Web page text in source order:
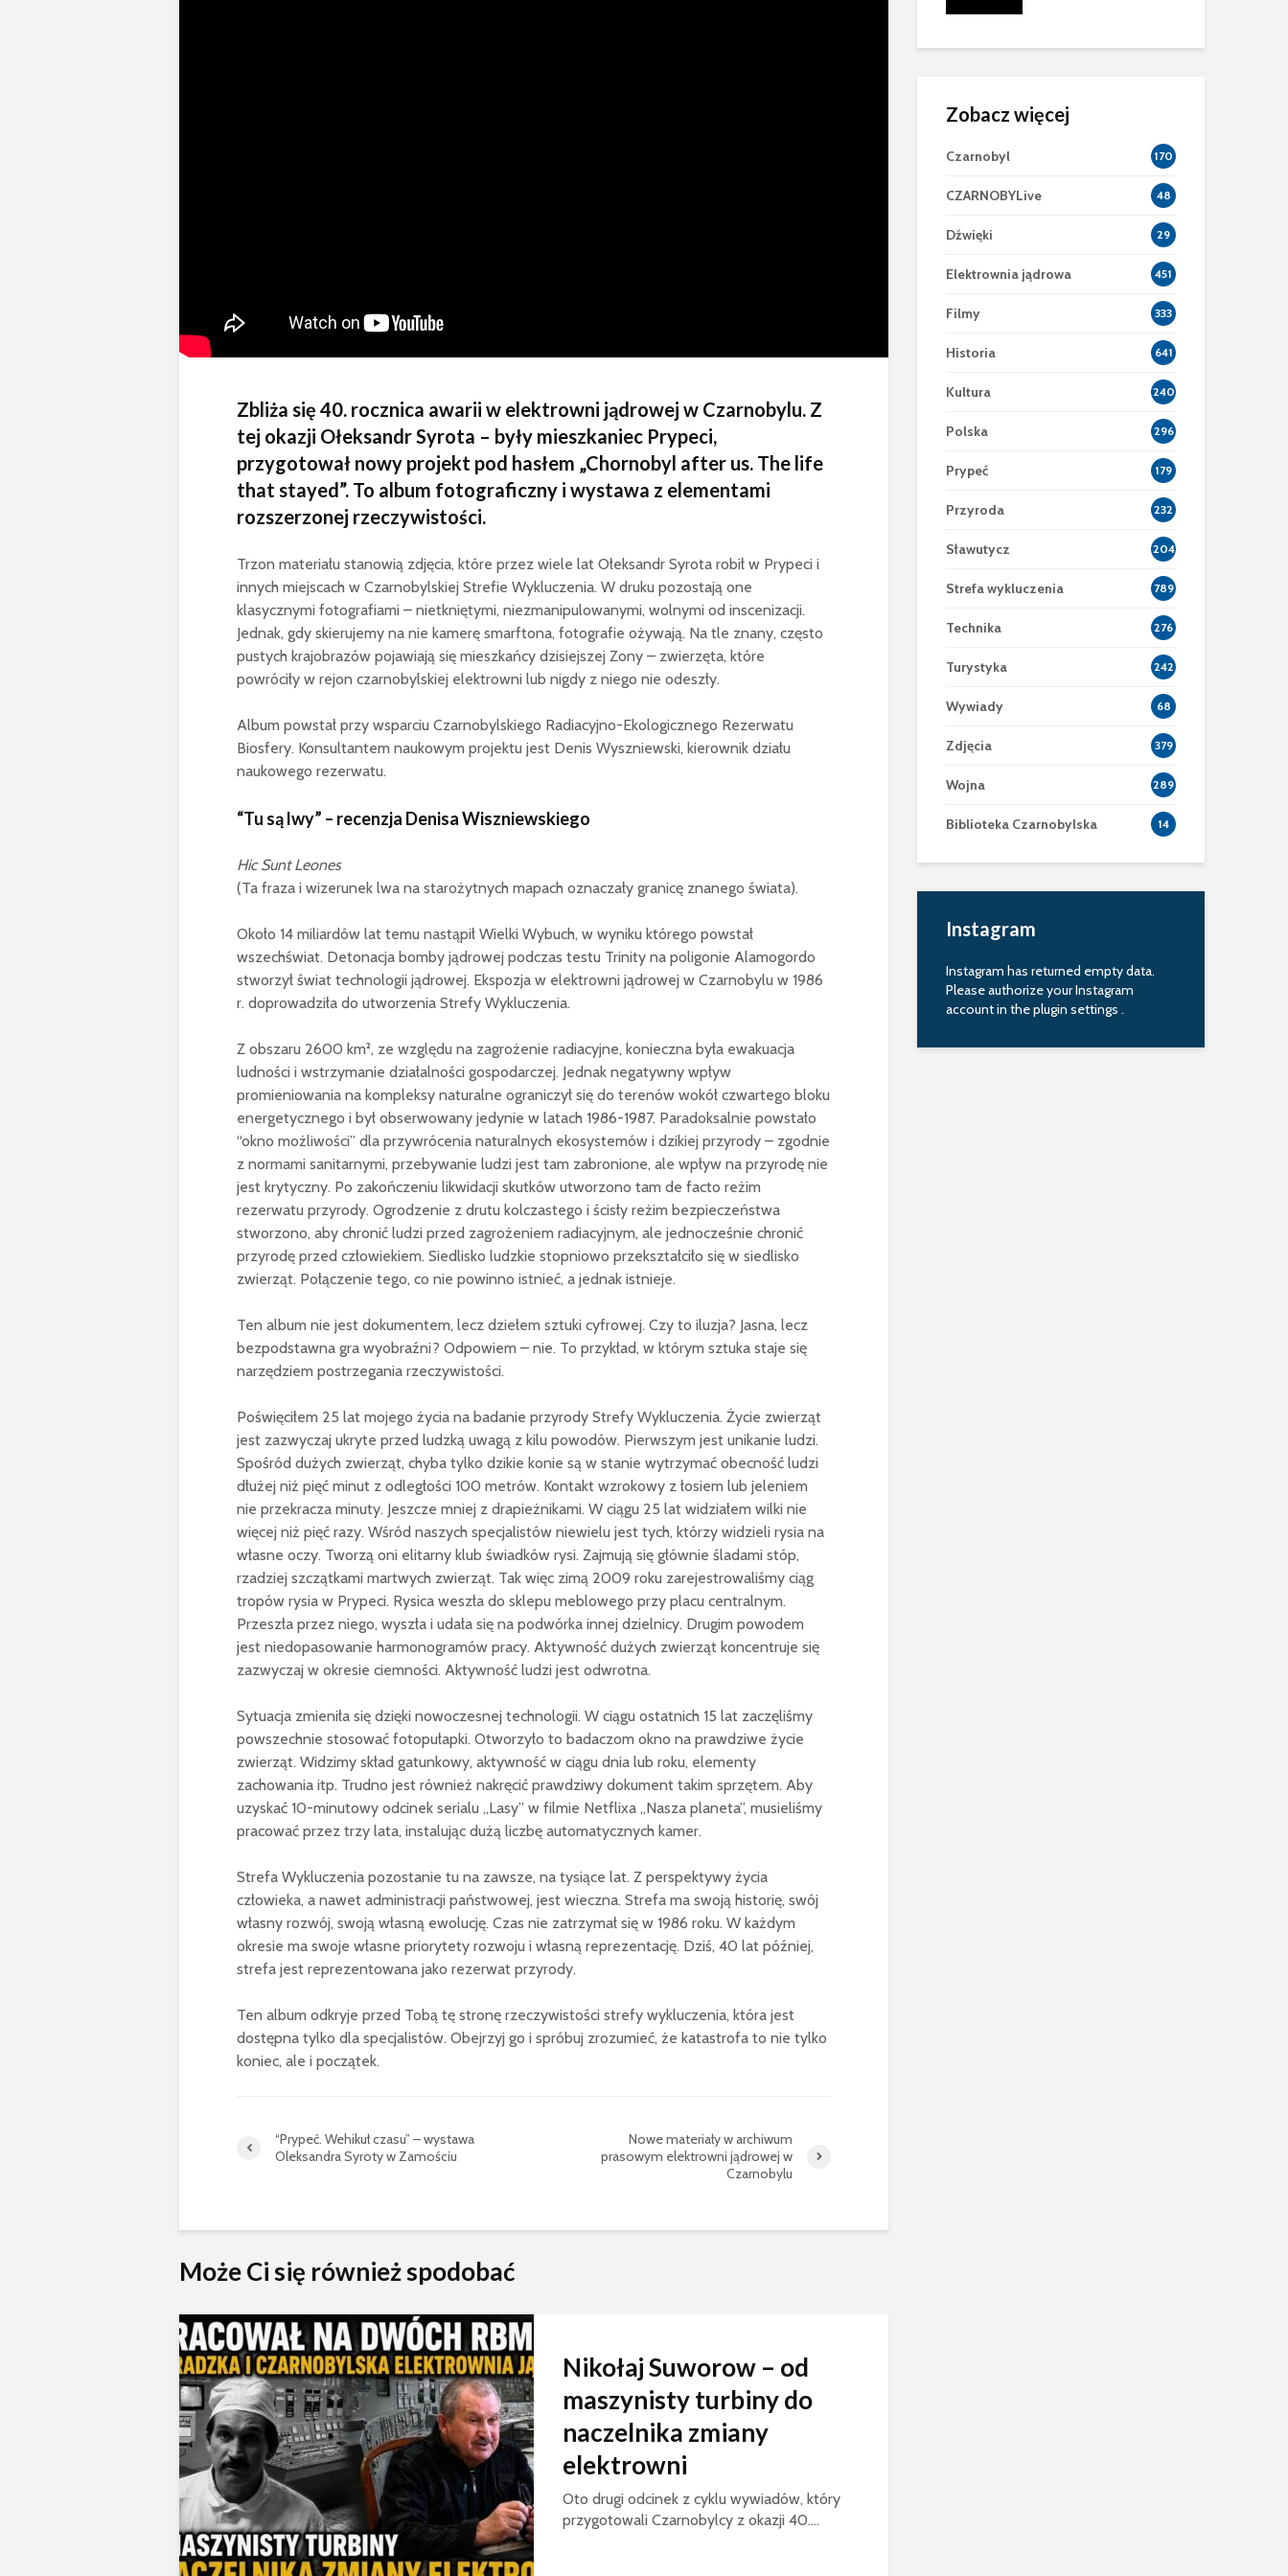
Zbliża się 40. rocznica awarii w elektrowni jądrowej w Czarnobylu. Z
tej okazji Ołeksandr Syrota – były mieszkaniec Prypeci,
przygotował nowy projekt pod hasłem „Chornobyl after us. The life
that stayed”. To album fotograficzny i wystawa z elementami
rozszerzonej rzeczywistości.
Trzon materiału stanowią zdjęcia, które przez wiele lat Ołeksandr Syrota robił w Prypeci i
innych miejscach w Czarnobylskiej Strefie Wykluczenia. W druku pozostają one
klasycznymi fotografiami – nietkniętymi, niezmanipulowanymi, wolnymi od inscenizacji.
Jednak, gdy skierujemy na nie kamerę smarftona, fotografie ożywają. Na tle znany, często
pustych krajobrazów pojawiają się mieszkańcy dzisiejszej Zony – zwierzęta, które
powróciły w rejon czarnobylskiej elektrowni lub nigdy z niego nie odeszły.
Album powstał przy wsparciu Czarnobylskiego Radiacyjno-Ekologicznego Rezerwatu
Biosfery. Konsultantem naukowym projektu jest Denis Wyszniewski, kierownik działu
naukowego rezerwatu.
“Tu są lwy” – recenzja Denisa Wiszniewskiego
Hic Sunt Leones
(Ta fraza i wizerunek lwa na starożytnych mapach oznaczały granicę znanego świata).
Około 14 miliardów lat temu nastąpił Wielki Wybuch, w wyniku którego powstał
wszechświat. Detonacja bomby jądrowej podczas testu Trinity na poligonie Alamogordo
stworzył świat technologii jądrowej. Ekspozja w elektrowni jądrowej w Czarnobylu w 1986
r. doprowadziła do utworzenia Strefy Wykluczenia.
Z obszaru 2600 km², ze względu na zagrożenie radiacyjne, konieczna była ewakuacja
ludności i wstrzymanie działalności gospodarczej. Jednak negatywny wpływ
promieniowania na kompleksy naturalne ograniczył się do terenów wokół czwartego bloku
energetycznego i był obserwowany jedynie w latach 1986-1987. Paradoksalnie powstało
“okno możliwości” dla przywrócenia naturalnych ekosystemów i dzikiej przyrody – zgodnie
z normami sanitarnymi, przebywanie ludzi jest tam zabronione, ale wpływ na przyrodę nie
jest krytyczny. Po zakończeniu likwidacji skutków utworzono tam de facto reżim
rezerwatu przyrody. Ogrodzenie z drutu kolczastego i ścisły reżim bezpieczeństwa
stworzono, aby chronić ludzi przed zagrożeniem radiacyjnym, ale jednocześnie chronić
przyrodę przed człowiekiem. Siedlisko ludzkie stopniowo przekształciło się w siedlisko
zwierząt. Połączenie tego, co nie powinno istnieć, a jednak istnieje.
Ten album nie jest dokumentem, lecz dziełem sztuki cyfrowej. Czy to iluzja? Jasna, lecz
bezpodstawna gra wyobraźni? Odpowiem – nie. To przykład, w którym sztuka staje się
narzędziem postrzegania rzeczywistości.
Poświęciłem 25 lat mojego życia na badanie przyrody Strefy Wykluczenia. Życie zwierząt
jest zazwyczaj ukryte przed ludzką uwagą z kilu powodów. Pierwszym jest unikanie ludzi.
Spośród dużych zwierząt, chyba tylko dzikie konie są w stanie wytrzymać obecność ludzi
dłużej niż pięć minut z odległości 100 metrów. Kontakt wzrokowy z łosiem lub jeleniem
nie przekracza minuty. Jeszcze mniej z drapieżnikami. W ciągu 25 lat widziałem wilki nie
więcej niż pięć razy. Wśród naszych specjalistów niewielu jest tych, którzy widzieli rysia na
własne oczy. Tworzą oni elitarny klub świadków rysi. Zajmują się głównie śladami stóp,
rzadziej szczątkami martwych zwierząt. Tak więc zimą 2009 roku zarejestrowaliśmy ciąg
tropów rysia w Prypeci. Rysica weszła do sklepu meblowego przy placu centralnym.
Przeszła przez niego, wyszła i udała się na podwórka innej dzielnicy. Drugim powodem
jest niedopasowanie harmonogramów pracy. Aktywność dużych zwierząt koncentruje się
zazwyczaj w okresie ciemności. Aktywność ludzi jest odwrotna.
Sytuacja zmieniła się dzięki nowoczesnej technologii. W ciągu ostatnich 15 lat zaczęliśmy
powszechnie stosować fotopułapki. Otworzyło to badaczom okno na prawdziwe życie
zwierząt. Widzimy skład gatunkowy, aktywność w ciągu dnia lub roku, elementy
zachowania itp. Trudno jest również nakręcić prawdziwy dokument takim sprzętem. Aby
uzyskać 10-minutowy odcinek serialu „Lasy” w filmie Netflixa „Nasza planeta”, musieliśmy
pracować przez trzy lata, instalując dużą liczbę automatycznych kamer.
Strefa Wykluczenia pozostanie tu na zawsze, na tysiące lat. Z perspektywy życia
człowieka, a nawet administracji państwowej, jest wieczna. Strefa ma swoją historię, swój
własny rozwój, swoją własną ewolucję. Czas nie zatrzymał się w 1986 roku. W każdym
okresie ma swoje własne priorytety rozwoju i własną reprezentację. Dziś, 40 lat później,
strefa jest reprezentowana jako rezerwat przyrody.
Ten album odkryje przed Tobą tę stronę rzeczywistości strefy wykluczenia, która jest
dostępna tylko dla specjalistów. Obejrzyj go i spróbuj zrozumieć, że katastrofa to nie tylko
koniec, ale i początek.
“Prypeć. Wehikuł czasu” – wystawa
Oleksandra Syroty w Zamościu
Nowe materiały w archiwum
prasowym elektrowni jądrowej w
Czarnobylu
Może Ci się również spodobać
Nikołaj Suworow – od
maszynisty turbiny do
naczelnika zmiany
elektrowni
Oto drugi odcinek z cyklu wywiadów, który
przygotowali Czarnobylcy z okazji 40....
Zobacz więcej
Czarnobyl 170
CZARNOBYLive 48
Dźwięki 29
Elektrownia jądrowa 451
Filmy 333
Historia 641
Kultura 240
Polska 296
Prypeć 179
Przyroda 232
Sławutycz 204
Strefa wykluczenia 789
Technika 276
Turystyka 242
Wywiady 68
Zdjęcia 379
Wojna 289
Biblioteka Czarnobylska 14
Instagram
Instagram has returned empty data.
Please authorize your Instagram
account in theplugin settings .